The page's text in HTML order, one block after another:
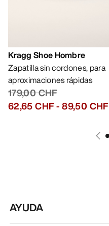
Kragg Shoe Hombre
Zapatilla sin cordones, para
aproximaciones rápidas
179,00 CHF
62,65 CHF-89,50 CHF
AYUDA